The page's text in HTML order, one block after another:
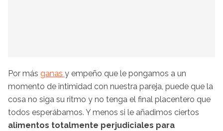
Por más ganas y empeño que le pongamos a un
momento de intimidad con nuestra pareja, puede que la
cosa no siga su ritmo y no tenga el final placentero que
todos esperábamos. Y menos si le añadimos ciertos
alimentos totalmente perjudiciales para